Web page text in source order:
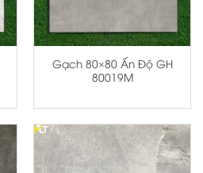
Gạch 80×80 Ấn Độ GH
80019M